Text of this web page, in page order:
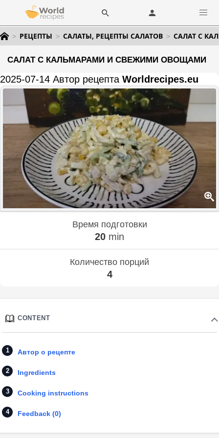
РЕЦЕПТЫ САЛАТЫ, РЕЦЕПТЫ САЛАТОВ САЛАТ С
САЛАТ С КАЛЬМАРАМИ И СВЕЖИМИ ОВОЩАМИ
2025-07-14 Автор рецепта Worldrecipes.eu
Время подготовки
20 min
Количество порций
4
CONTENT
Автор о рецепте
Ingredients
Cooking instructions
Feedback (0)